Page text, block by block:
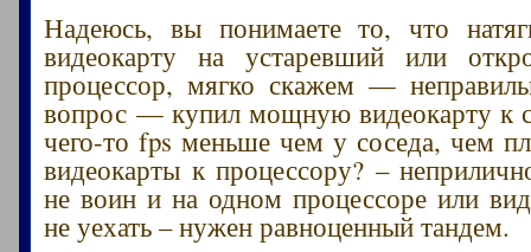
Надеюсь, вы понимаете то, что
видеокарту на устаревший или
процессор, мягко скажем —
вопрос — купил мощную видеокарту к
чего-то fps меньше чем у соседа, чем
видеокарты к процессору? –
не воин и на одном процессоре или
не уехать – нужен равноценный тандем.